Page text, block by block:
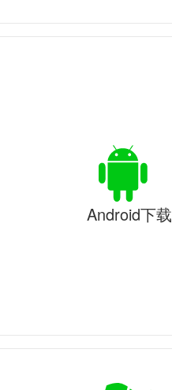
Android下载